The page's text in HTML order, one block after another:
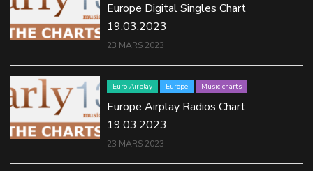
Europe Digital Singles Chart
19.03.2023
23 MARS 2023
Euro Airplay Europe Music charts
Europe Airplay Radios Chart
19.03.2023
23 MARS 2023